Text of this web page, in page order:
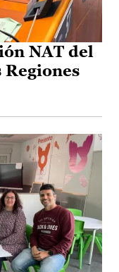
NAT del
Regiones